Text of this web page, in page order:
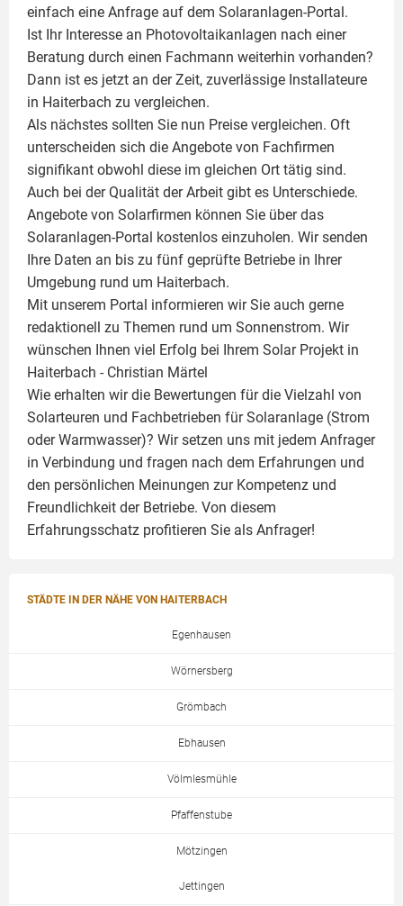
einfach eine Anfrage auf dem Solaranlagen-Portal.
Ist Ihr Interesse an Photovoltaikanlagen nach einer
Beratung durch einen Fachmann weiterhin vorhanden?
Dann ist es jetzt an der Zeit, zuverlässige Installateure
in Haiterbach zu vergleichen.
Als nächstes sollten Sie nun Preise vergleichen. Oft
unterscheiden sich die Angebote von Fachfirmen
signifikant obwohl diese im gleichen Ort tätig sind.
Auch bei der Qualität der Arbeit gibt es Unterschiede.
Angebote von Solarfirmen können Sie über das
Solaranlagen-Portal kostenlos einzuholen. Wir senden
Ihre Daten an bis zu fünf geprüfte Betriebe in Ihrer
Umgebung rund um Haiterbach.
Mit unserem Portal informieren wir Sie auch gerne
redaktionell zu Themen rund um Sonnenstrom. Wir
wünschen Ihnen viel Erfolg bei Ihrem Solar Projekt in
Haiterbach - Christian Märtel
Wie erhalten wir die Bewertungen für die Vielzahl von
Solarteuren und Fachbetrieben für Solaranlage (Strom
oder Warmwasser)? Wir setzen uns mit jedem Anfrager
in Verbindung und fragen nach dem Erfahrungen und
den persönlichen Meinungen zur Kompetenz und
Freundlichkeit der Betriebe. Von diesem
Erfahrungsschatz profitieren Sie als Anfrager!
STÄDTE IN DER NÄHE VON HAITERBACH
Egenhausen
Wörnersberg
Grömbach
Ebhausen
Völmlesmühle
Pfaffenstube
Mötzingen
Jettingen